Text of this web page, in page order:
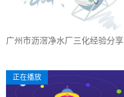
广州市沥滘净水厂三化经验分享
正在播放